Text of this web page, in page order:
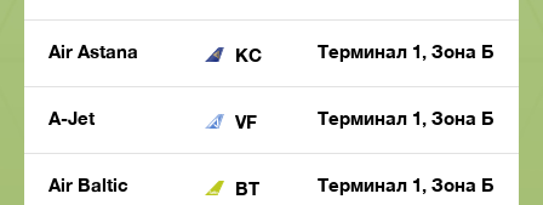
Air Astana KC Терминал 1, Зона Б
A-Jet VF Терминал 1, Зона Б
Air Baltic BT Терминал 1, Зона Б